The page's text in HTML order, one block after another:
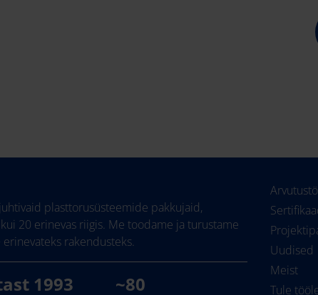
plasttorusüsteemide pakkujaid,
20 erinevas riigis. Me toodame ja turustame
rakendusteks.
1993 ~80
Uudised
Meist
Tule